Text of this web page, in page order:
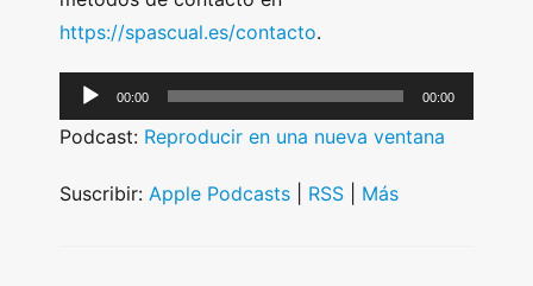
https://spascual.es/contacto.
u
i
00:00 00:00
Podcast: Reproducir en una nueva ventana
Suscribir: Apple Podcasts RSS Más